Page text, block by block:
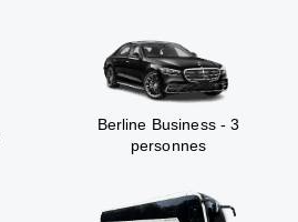
Berline Business - 3
personnes